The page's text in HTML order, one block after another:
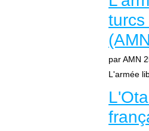
par AMN
L'armée